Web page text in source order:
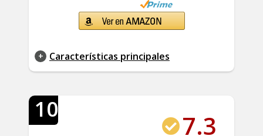
Características principales
10
7.3